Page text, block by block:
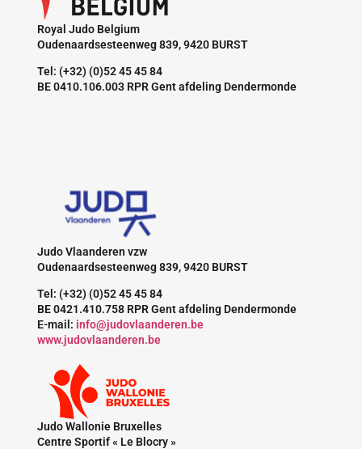
Royal Judo Belgium
Oudenaardsesteenweg 839, 9420 BURST
Tel: (+32) (0)52 45 45 84
BE 0410.106.003 RPR Gent afdeling Dendermonde
Judo Vlaanderen vzw
Oudenaardsesteenweg 839, 9420 BURST
Tel: (+32) (0)52 45 45 84
BE 0421.410.758 RPR Gent afdeling Dendermonde
E-mail: info@judovlaanderen.be
www.judovlaanderen.be
Judo Wallonie Bruxelles
Centre Sportif « Le Blocry »